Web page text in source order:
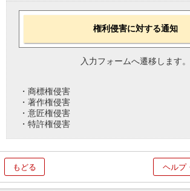
権利侵害に対する通知
入力フォームへ遷移します。
・商標権侵害
・著作権侵害
・意匠権侵害
・特許権侵害
もどる ヘルプ